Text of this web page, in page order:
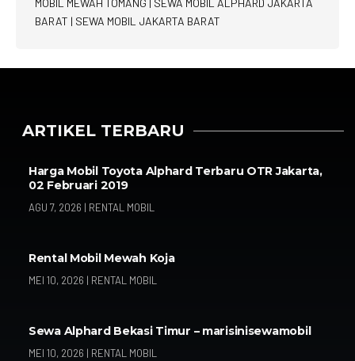
MOBIL MEWAH TOMANG
SEWA MOBIL ALPHARD JAKARTA
BARAT | SEWA MOBIL JAKARTA BARAT
ARTIKEL TERBARU
Harga Mobil Toyota Alphard Terbaru OTR Jakarta,
02 Februari 2019
AGU 7, 2026 | RENTAL MOBIL
Rental Mobil Mewah Koja
MEI 10, 2026 | RENTAL MOBIL
Sewa Alphard Bekasi Timur – marisinisewamobil
MEI 10, 2026 | RENTAL MOBIL